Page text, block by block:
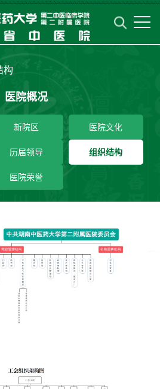
构
医院概况
新院区 医院文化
历届领导 组织结构
医院荣誉